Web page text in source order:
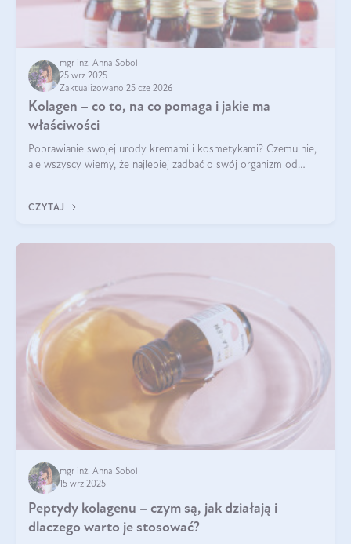
mgr inż. Anna Sobol
25 wrz 2025
Zaktualizowano 25 cze 2026
Kolagen – co to, na co pomaga i jakie ma
właściwości
Poprawianie swojej urody kremami i kosmetykami? Czemu nie,
ale wszyscy wiemy, że najlepiej zadbać o swój organizm od
wysokiej jakości suplem
CZYTAJ
mgr inż. Anna Sobol
15 wrz 2025
Peptydy kolagenu – czym są, jak działają i
dlaczego warto je stosować?